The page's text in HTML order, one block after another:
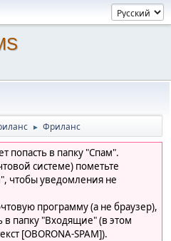
► Фриланс
попасть в папку "Спам".
системе) пометьте
чтобы уведомления не
программу (а не браузер),
в папку "Входящие" (в этом
[OBORONA-SPAM]).